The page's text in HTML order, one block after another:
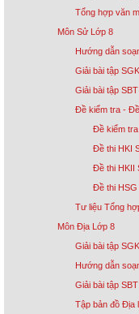
Tổng hợp văn
Môn Sử Lớp 8
Hướng dẫn
Giải bài tập
Giải bài tập
Đề kiểm tra -
Đề kiểm
Đề thi HKI
Đề thi HKII
Đề thi HSG
Tư liệu Tổng
Môn Địa Lớp 8
Giải bài tập
Hướng dẫn
Giải bài tập
Tập bản đồ Địa